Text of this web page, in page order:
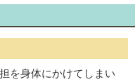
を身体にかけてしまい